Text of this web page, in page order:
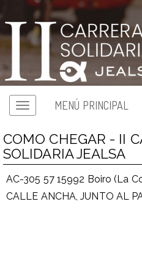
MENÚ PRINCIPAL
COMO CHEGAR - II
SOLIDARIA JEALSA
AC-305 57 15992 Boiro (La
CALLE ANCHA, JUNTO AL